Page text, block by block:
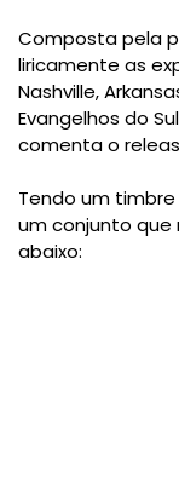
Composta pela
liricamente as
Nashville,
Evangelhos do
comenta o
Tendo um
um conjunto que
abaixo: